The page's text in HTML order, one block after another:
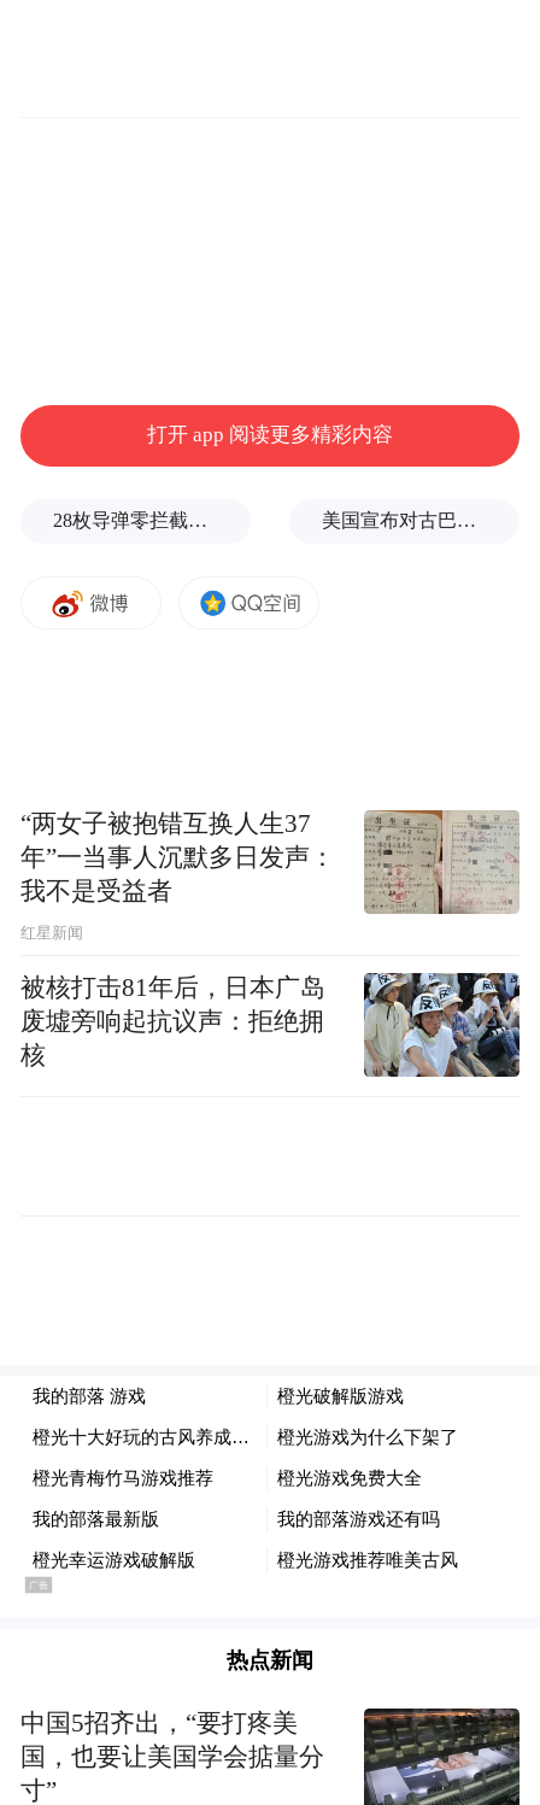
斯这些世界著名作曲家的经典作品，不仅是
越时空与文化边界的音乐对话。张铠麟以精
仅展现了中提琴丰富的表现力，也体现了张
铠麟对音乐的深刻理解与独特见解。通过这
张专辑，张铠麟不仅向世界展示了中提琴艺
术的无限可能，更在推动中提琴音乐的传播
与发展方面做出了重要贡献，为中提琴爱好
者和专业音乐人士提供了一次难得的音乐盛
宴，它不仅是一部记录中提琴教育发展的声
琴弦上的教育者
打开 app 阅读更多精彩内容
28枚导弹零拦截！基辅防空失灵，西方靠不住了 美国宣布对古巴实施新一轮制裁
“两女子被抱错互换人生37
年”一当事人沉默多日发声：
我不是受益者
红星新闻
被核打击81年后，日本广岛
废墟旁响起抗议声：拒绝拥
核
热点新闻
中国5招齐出，“要打疼美
国，也要让美国学会掂量分
寸”